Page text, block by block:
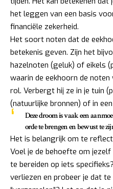
het leggen van een basis
financiële zekerheid.
Het soort noten dat de
betekenis geven. Zijn het
hazelnoten (geluk) of eikels
waarin de eekhoorn de
rol. Verbergt hij ze in je tuin
(natuurlijke bronnen) of in
Deze droom is vaak een
orde te brengen en bewust te
Het is belangrijk om te
Voel je de behoefte om
te bereiden op iets
verliezen en probeer je dat